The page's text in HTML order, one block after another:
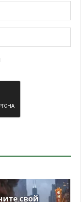
свой